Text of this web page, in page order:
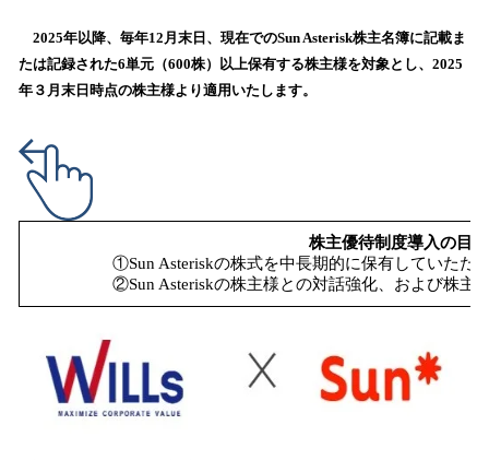
す
2025年以降、毎年12月末日、現在でのSun Asterisk株主名簿に記載ま
たは記録された6単元（600株）以上保有する株主様を対象とし、2025
年３月末日時点の株主様より適用いたします。
株主優待制度導入の目的
①Sun Asteriskの株式を中長期的に保有していただけ
②Sun Asteriskの株主様との対話強化、および株主管